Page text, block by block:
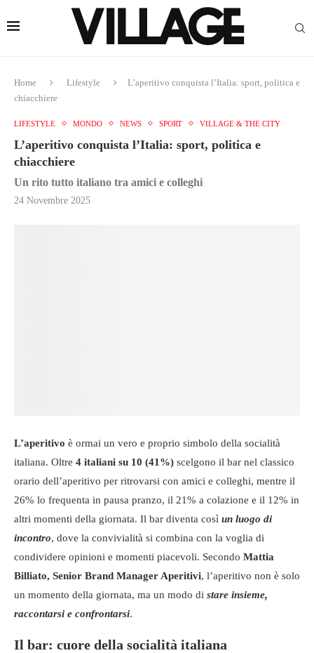
Home Lifestyle
L’aperitivo conquista l’Italia: sport, politica e
chiacchiere
LIFESTYLE MONDO NEWS SPORT VILLAGE & THE CITY
L’aperitivo conquista l’Italia: sport, politica e
chiacchiere
Un rito tutto italiano tra amici e colleghi
24 Novembre 2025
L’aperitivo è ormai un vero e proprio simbolo della socialità
italiana. Oltre 4 italiani su 10 (41%) scelgono il bar nel classico
orario dell’aperitivo per ritrovarsi con amici e colleghi, mentre il
26% lo frequenta in pausa pranzo, il 21% a colazione e il 12% in
altri momenti della giornata. Il bar diventa così un luogo di
incontro, dove la convivialità si combina con la voglia di
condividere opinioni e momenti piacevoli. Secondo Mattia
Billiato, Senior Brand Manager Aperitivi, l’aperitivo non è solo
un momento della giornata, ma un modo di stare insieme,
raccontarsi e confrontarsi.
Il bar: cuore della socialità italiana